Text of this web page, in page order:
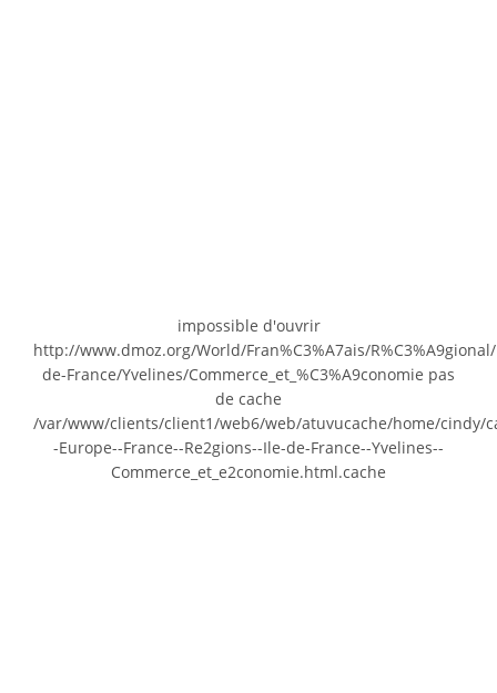
impossible d'ouvrir
http://www.dmoz.org/World/Fran%C3%A7ais/
de-France/Yvelines/Commerce_et_%C3%A9conomie pas
de cache
/var/www/clients/client1/web6/web/atuvucache/home/cindy/
-Europe--France--Re2gions--Ile-de-France--Yvelines--
Commerce_et_e2conomie.html.cache